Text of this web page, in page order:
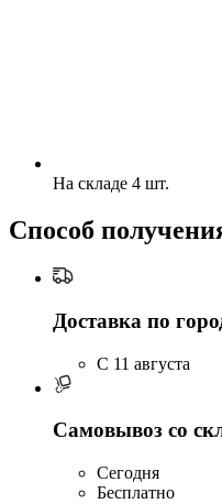
На складе 4 шт.
Способ
Доставка по
C 11 августа
Самовывоз со
Сегодня
Бесплатно